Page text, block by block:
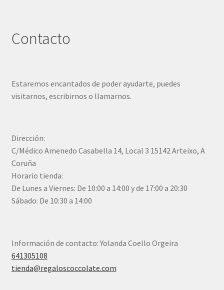
Contacto
Estaremos encantados de poder ayudarte, puedes
visitarnos, escribirnos o llamarnos.
Dirección:
C/Médico Amenedo Casabella 14, Local 3 15142 Arteixo, A
Coruña
Horario tienda:
De Lunes a Viernes: De 10:00 a 14:00 y de 17:00 a 20:30
Sábado: De 10:30 a 14:00
Información de contacto: Yolanda Coello Orgeira
641305108
tienda@regaloscoccolate.com